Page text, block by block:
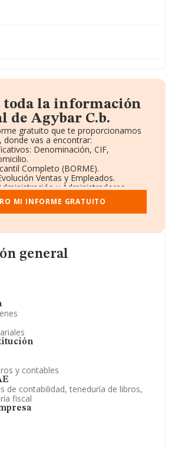
general
y contables
de contabilidad, teneduría de libros,
fiscal
toda la información
de Agybar C.b.
gratuito que te proporcionamos
donde vas a encontrar:
Denominación, CIF,
Completo (BORME).
Ventas y Empleados.
y Administradores.
y Vinculaciones en otras empresas.
y registral complementaria.
MI INFORME GRATUITO